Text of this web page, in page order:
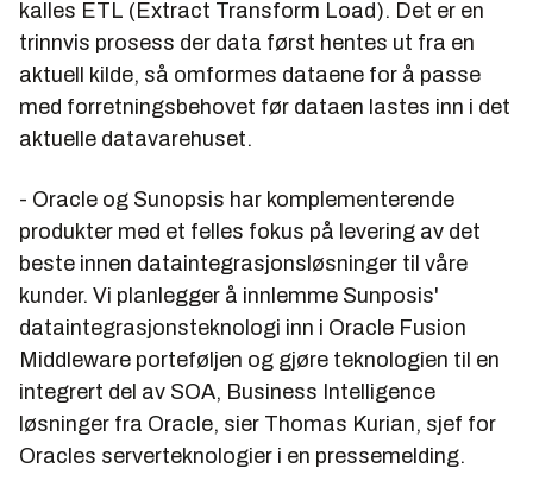
kalles ETL (Extract Transform Load). Det er en
trinnvis prosess der data først hentes ut fra en
aktuell kilde, så omformes dataene for å passe
med forretningsbehovet før dataen lastes inn i det
aktuelle datavarehuset.
- Oracle og Sunopsis har komplementerende
produkter med et felles fokus på levering av det
beste innen dataintegrasjonsløsninger til våre
kunder. Vi planlegger å innlemme Sunposis'
dataintegrasjonsteknologi inn i Oracle Fusion
Middleware porteføljen og gjøre teknologien til en
integrert del av SOA, Business Intelligence
løsninger fra Oracle, sier Thomas Kurian, sjef for
Oracles serverteknologier i en pressemelding.